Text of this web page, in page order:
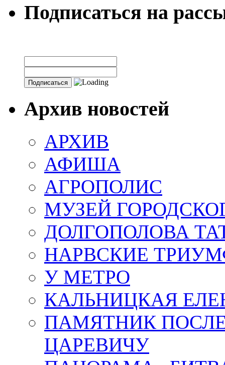
Подписаться на
Архив новостей
АРХИВ
АФИША
АГРОПОЛИС
МУЗЕЙ
ДОЛГОПОЛОВА
НАРВСКИЕ
У МЕТРО
КАЛЬНИЦКАЯ
ПАМЯТНИК
ЦАРЕВИЧУ